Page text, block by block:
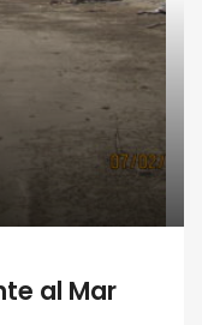
al Mar